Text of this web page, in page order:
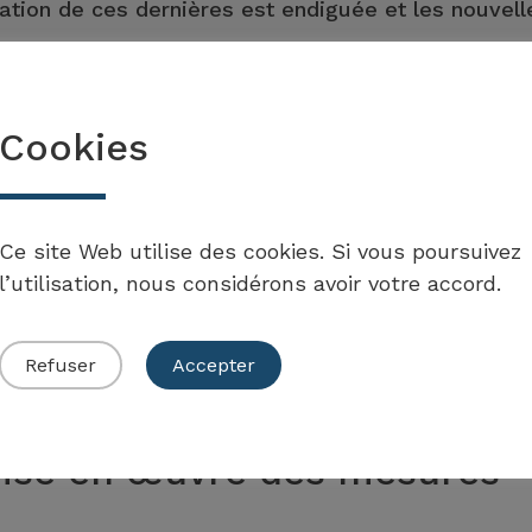
de ces dernières est endiguée et les
la mesure
en œuvre des mesures
Cookies
Ce site Web utilise des cookies. Si vous poursuivez
l’utilisation, nous considérons avoir votre accord.
Refuser Accepter